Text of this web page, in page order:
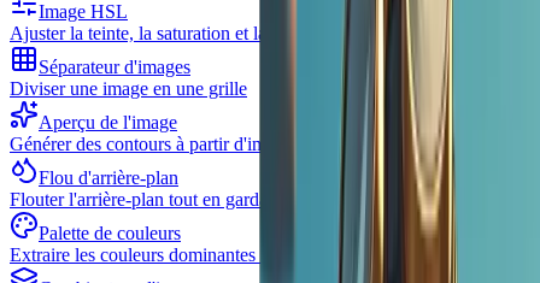
Image HSL
Ajuster la teinte, la saturation et la luminosité
Séparateur d'images
Diviser une image en une grille
Aperçu de l'image
Générer des contours à partir d'images
Flou d'arrière-plan
Flouter l'arrière-plan tout en gardant le sujet clair
Palette de couleurs
Extraire les couleurs dominantes des images